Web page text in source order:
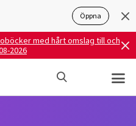
Öppna
med hårt omslag till och
2026